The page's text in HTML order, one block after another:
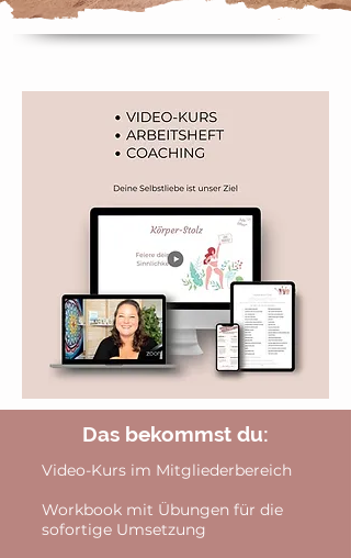
Das bekommst du:
Video-Kurs im Mitgliederbereich
Workbook mit Übungen für die
sofortige Umsetzung